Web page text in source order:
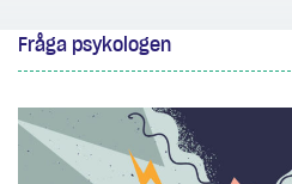
Fråga psykologen